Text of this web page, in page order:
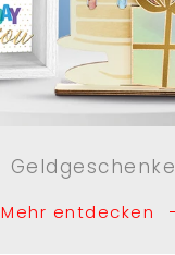
Geldgeschenke
Mehr entdecken